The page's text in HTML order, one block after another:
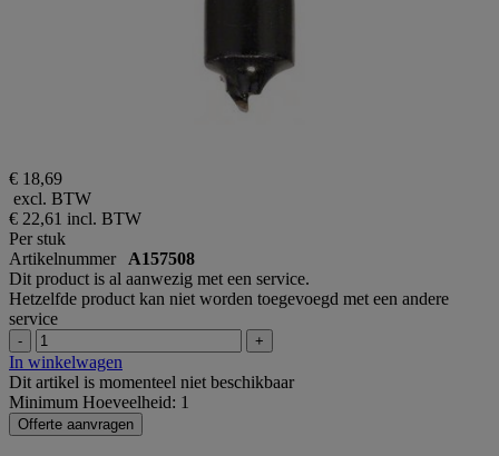
€ 18,69
excl. BTW
€ 22,61 incl. BTW
Per stuk
Artikelnummer A157508
Dit product is al aanwezig met een service.
Hetzelfde product kan niet worden toegevoegd met een andere
service
- +
In winkelwagen
Dit artikel is momenteel niet beschikbaar
Minimum Hoeveelheid: 1
Offerte aanvragen